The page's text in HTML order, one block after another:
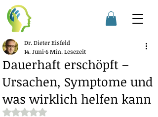
Dauerhaft erschöpft –
Ursachen, Symptome und
was wirklich helfen kann
Dr. Dieter Eisfeld
14. Juni 6 Min. Lesezeit
Mit NaN von 5 Sternen bewertet.